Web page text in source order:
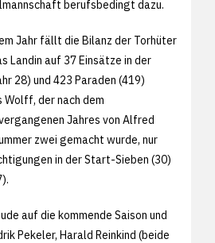
berufsbedingt dazu.
Jahr fällt die Bilanz der Torhüter
Landin auf 37 Einsätze in der
28) und 423 Paraden (419)
der nach dem
Jahres von Alfred
zwei gemacht wurde, nur
in der Start-Sieben (30)
auf die kommende Saison und
Pekeler, Harald Reinkind (beide